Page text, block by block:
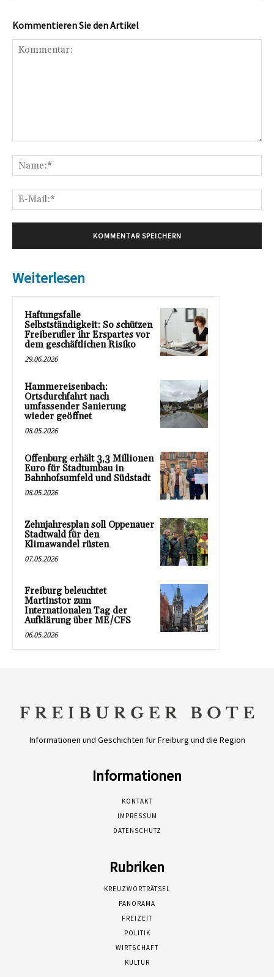
Kommentieren Sie den Artikel
Weiterlesen
Haftungsfalle
Selbstständigkeit: So schützen
Freiberufler ihr Erspartes vor
dem geschäftlichen Risiko
29.06.2026
Hammereisenbach:
Ortsdurchfahrt nach
umfassender Sanierung
wieder geöffnet
08.05.2026
Offenburg erhält 3,3 Millionen
Euro für Stadtumbau in
Bahnhofsumfeld und Südstadt
08.05.2026
Zehnjahresplan soll Oppenauer
Stadtwald für den
Klimawandel rüsten
07.05.2026
Freiburg beleuchtet
Martinstor zum
Internationalen Tag der
Aufklärung über ME/CFS
06.05.2026
Informationen und Geschichten für Freiburg und die Region
Informationen
KONTAKT
IMPRESSUM
DATENSCHUTZ
Rubriken
KREUZWORTRÄTSEL
PANORAMA
FREIZEIT
POLITIK
WIRTSCHAFT
KULTUR